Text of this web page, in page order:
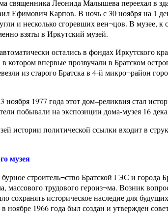
священника Леонида Малышева переехал в
Ефимович Карпов. В ночь с 30 ноября на 1
и несколько сгоревших вен¬цов. В музее, к
взяты в Иркутский музей.
остались в фондах Иркутского
котором впервые прозвучали в Братском
из старого Братска в 4-й микро¬район
1977 года этот дом–реликвия стал
побывали на экспозиции дома-музея 16
истории политической ссылки входит в
музея
строитель¬ство Братской ГЭС и города
массового трудового героиз¬ма. Возник
сохранять историческое наследие для
ноябре 1966 года был создан и утвержден